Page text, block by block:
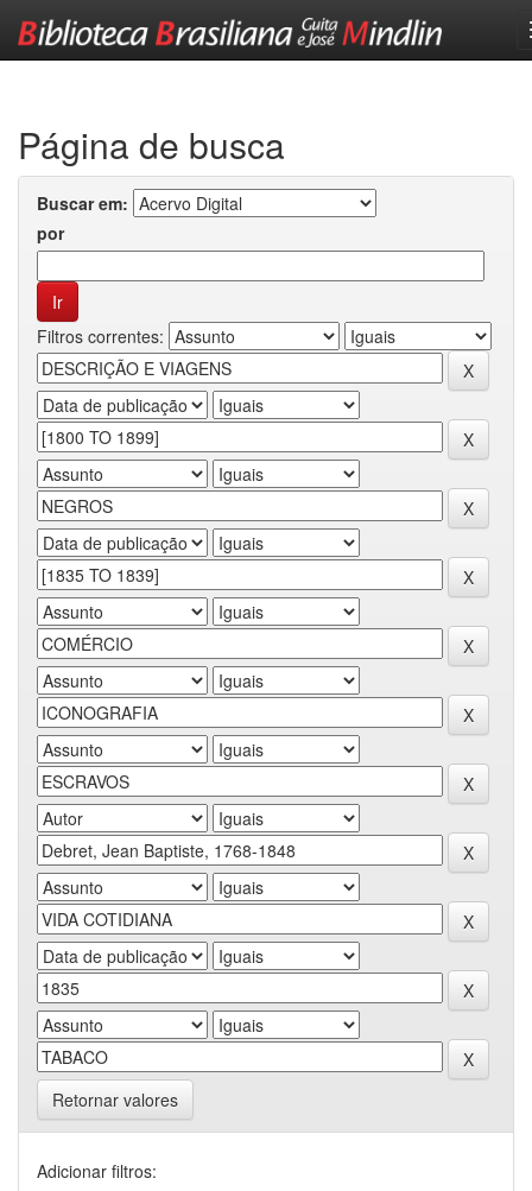
Página de busca
Buscar em:
por
Filtros correntes:
Retornar valores
Adicionar filtros: